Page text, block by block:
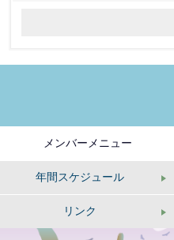
メンバーメニュー
年間スケジュール
リンク